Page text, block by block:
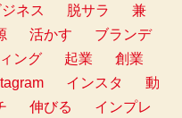
ジネス 脱サラ
兼
活かす
ブランデ
ング 起業
創業
インスタ
動
伸びる
インプレ